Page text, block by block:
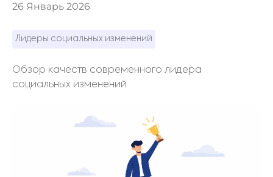
26 Январь 2026
Лидеры социальных изменений
Обзор качеств современного лидера
социальных изменений